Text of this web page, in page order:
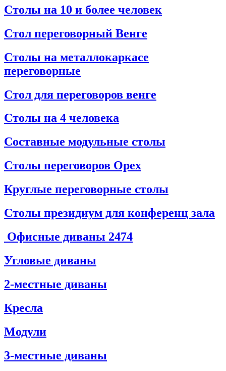
Столы на 10 и более человек
Стол переговорный Венге
Столы на металлокаркасе
переговорные
Стол для переговоров венге
Столы на 4 человека
Составные модульные столы
Столы переговоров Орех
Круглые переговорные столы
Столы президиум для конференц зала
Офисные диваны 2474
Угловые диваны
2-местные диваны
Кресла
Модули
3-местные диваны